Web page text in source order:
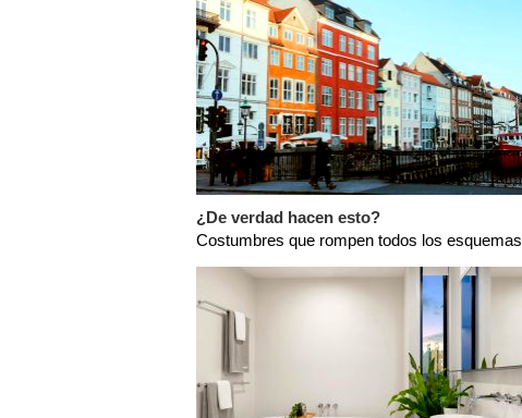
¿De verdad hacen esto?
Costumbres que rompen todos los esquemas